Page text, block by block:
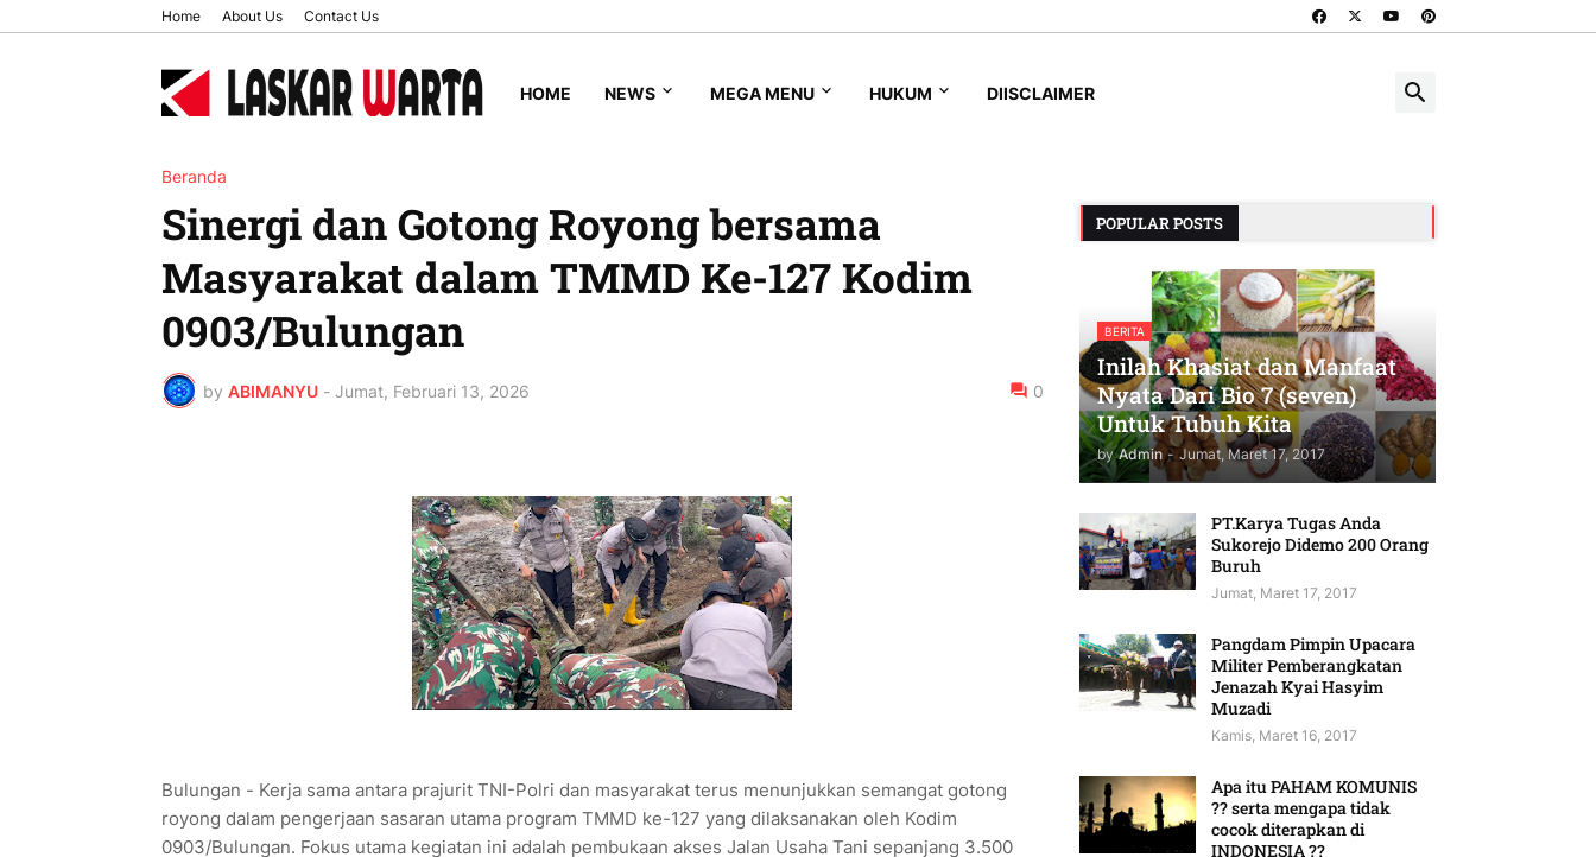
Home About Us Contact Us
HOME NEWS MEGA MENU HUKUM DIISCLAIMER
Beranda
Sinergi dan Gotong Royong bersama
Masyarakat dalam TMMD Ke-127 Kodim
0903/Bulungan
by ABIMANYU - Jumat, Februari 13, 2026 0
Bulungan - Kerja sama antara prajurit TNI-Polri dan masyarakat terus menunjukkan semangat gotong
royong dalam pengerjaan sasaran utama program TMMD ke-127 yang dilaksanakan oleh Kodim
0903/Bulungan. Fokus utama kegiatan ini adalah pembukaan akses Jalan Usaha Tani sepanjang 3.500
POPULAR POSTS
BERITA
Inilah Khasiat dan Manfaat
Nyata Dari Bio 7 (seven)
Untuk Tubuh Kita
by Admin - Jumat, Maret 17, 2017
PT.Karya Tugas Anda
Sukorejo Didemo 200 Orang
Buruh
Jumat, Maret 17, 2017
Pangdam Pimpin Upacara
Militer Pemberangkatan
Jenazah Kyai Hasyim
Muzadi
Kamis, Maret 16, 2017
Apa itu PAHAM KOMUNIS
?? serta mengapa tidak
cocok diterapkan di
INDONESIA ??